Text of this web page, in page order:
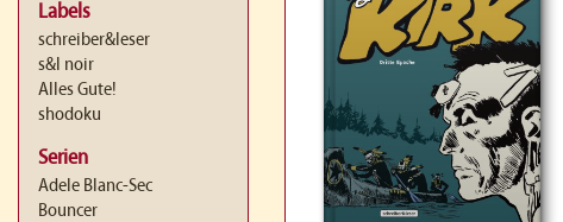
Labels
schreiber&leser
s&l noir
Alles Gute!
shodoku
Serien
Adele Blanc-Sec
Bouncer